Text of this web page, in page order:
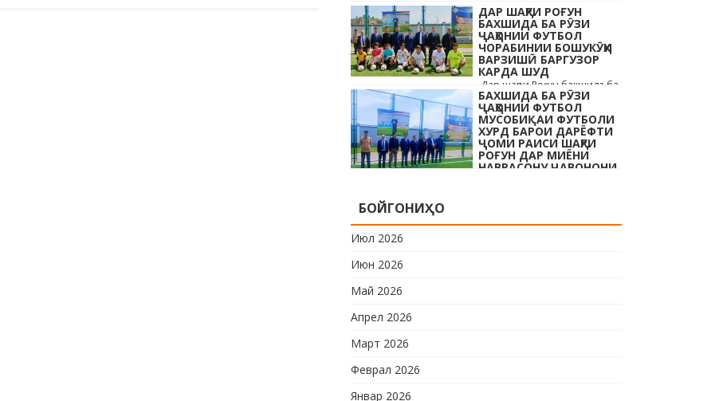
Сунъатулло бо ҳайъати
кормандони дастгоҳи раиси
шаҳр ва роҳбарони мақомотҳои
…
ДАР ШАҲРИ РОҒУН
БАХШИДА БА РӮЗИ
ҶАҲОНИИ ФУТБОЛ
ЧОРАБИНИИ БОШУКӮҲИ
ВАРЗИШӢ БАРГУЗОР
КАРДА ШУД
Дар шаҳри Роғун бахшида ба
Рӯзи ҷавонони Тоҷикистон ва
Рӯзи ҷаҳонии футбол бо
иштироки 10 даста
мусобиқаи кушоди шаҳри аз
…
БАХШИДА БА РӮЗИ
ҶАҲОНИИ ФУТБОЛ
МУСОБИҚАИ ФУТБОЛИ
ХУРД БАРОИ ДАРЁФТИ
ҶОМИ РАИСИ ШАҲРИ
РОҒУН ДАР МИЁНИ
НАВРАСОНУ ҶАВОНОНИ
БОЙГОНИҲО
Июл 2026
Июн 2026
Май 2026
Апрел 2026
Март 2026
Феврал 2026
Январ 2026